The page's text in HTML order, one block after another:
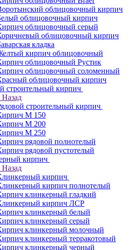
облицовочный кирпич
облицовочный кирпич
облицовочный серый
облицовочный кирпич
кладка
кирпич облицовочный
облицовочный Рустик
облицовочный соломенный
облицовочный кирпич
строительный кирпич
Назад
строительный кирпич
М 150
М 200
М 250
рядовой полнотелый
рядовой пустотелый
кирпич
Назад
кирпич
кирпич полнотелый
клинкерный гладкий
кирпич ЛСР
клинкерный белый
клинкерный серый
клинкерный молочный
клинкерный терракотовый
клинкерный черный